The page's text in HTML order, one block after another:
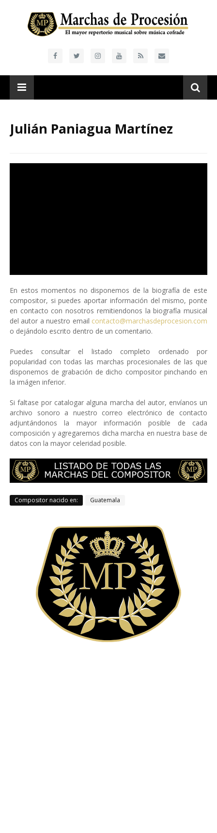
Julián Paniagua Martínez
En estos momentos no disponemos de la biografía de este
compositor, si puedes aportar información del mismo, ponte
en contacto con nosotros remitiendonos la biografía musical
del autor a nuestro email contacto@marchasdeprocesion.com
o dejándolo escrito dentro de un comentario.
Puedes consultar el listado completo ordenado por
popularidad con todas las marchas procesionales de las que
disponemos de grabación de dicho compositor pinchando en
la imágen inferior.
Si faltase por catalogar alguna marcha del autor, envíanos un
archivo sonoro a nuestro correo electrónico de contacto
adjuntándonos la mayor información posible de cada
composición y agregaremos dicha marcha en nuestra base de
datos con la mayor celeridad posible.
Compositor nacido en: Guatemala